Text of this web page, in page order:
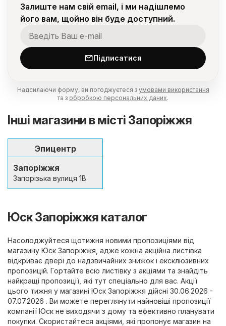
Залиште нам свій email, і ми надішлемо
його вам, щойно він буде доступний.
Підписатися
Надсилаючи форму, ви погоджуєтеся з умовами використання
та з обробкою персональних даних.
Інші магазини в місті Запоріжжя
Эпицентр
Запоріжжя
Запорізька вулиця 1В
Юск Запоріжжя каталог
Насолоджуйтеся щотижня новими пропозиціями від
магазину Юск Запоріжжя, адже кожна акційна листівка
відкриває двері до надзвичайних знижок і ексклюзивних
пропозицій. Гортайте всю листівку з акціями та знайдіть
найкращі пропозиції, які тут спеціально для вас. Акції
цього тижня у магазині Юск Запоріжжя дійсні 30.06.2026 -
07.07.2026 . Ви можете переглянути найновіші пропозиції
компанії Юск не виходячи з дому та ефективно планувати
покупки. Скористайтеся акціями, які пропонує магазин на